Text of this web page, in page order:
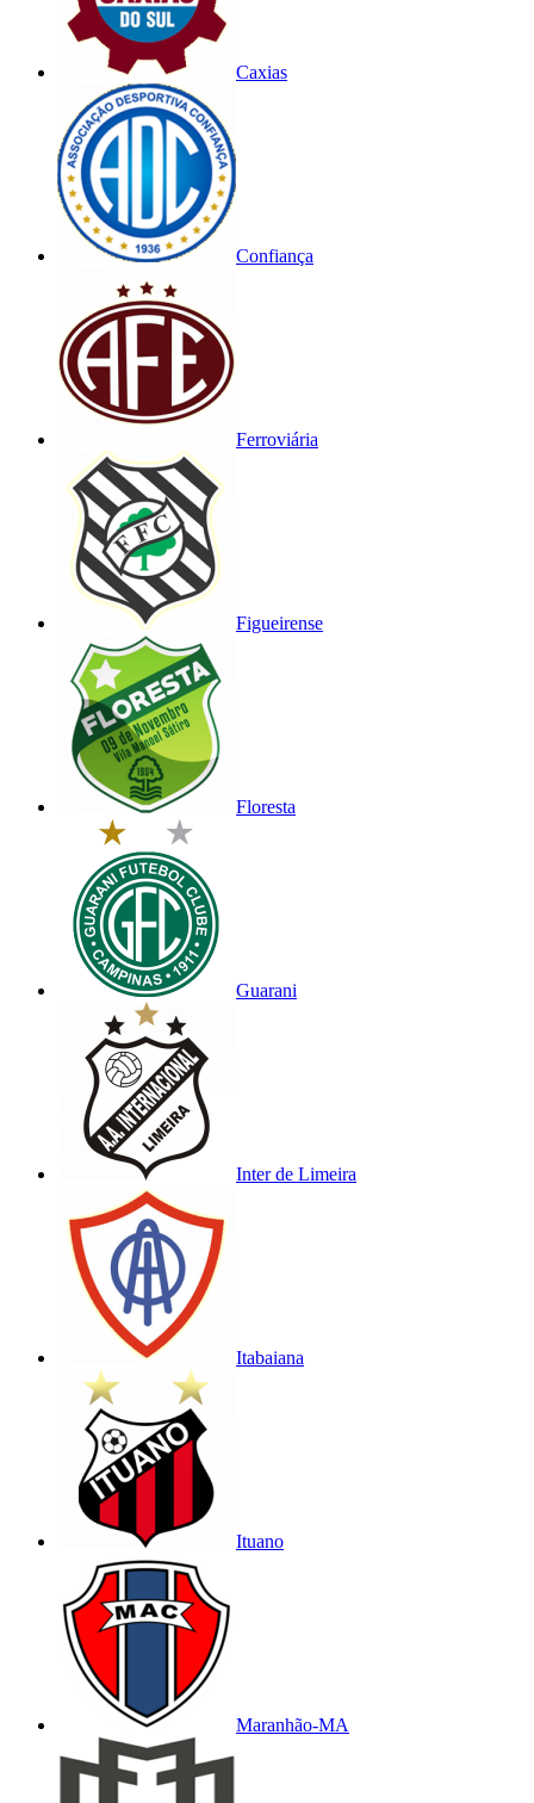
Caxias
Confiança
Ferroviária
Figueirense
Floresta
Guarani
Inter de Limeira
Itabaiana
Ituano
Maranhão-MA